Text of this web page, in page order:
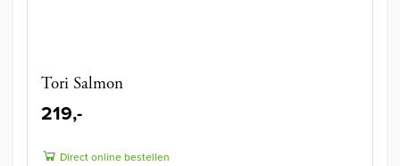
Tori Salmon
219,-
Direct online bestellen